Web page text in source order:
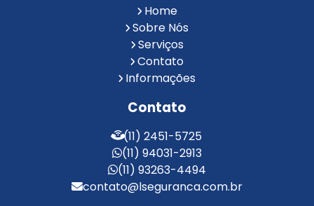
Reconhecimento Facial para Condomínios
Reconhecimento Facial para Portaria
Reconhecimento Facial Portaria
Serviço de Limpeza Terceirizado
Serviço de Portaria e Limpeza
Serviços de Limpeza e Portaria
Terceirização de Facilities
Terceirização de Portaria
Zeladoria de Condomínios
Home
Sobre Nós
Serviços
Contato
Informações
Contato
(11) 2451-5725
(11) 94031-2913
(11) 93263-4494
contato@lseguranca.com.br